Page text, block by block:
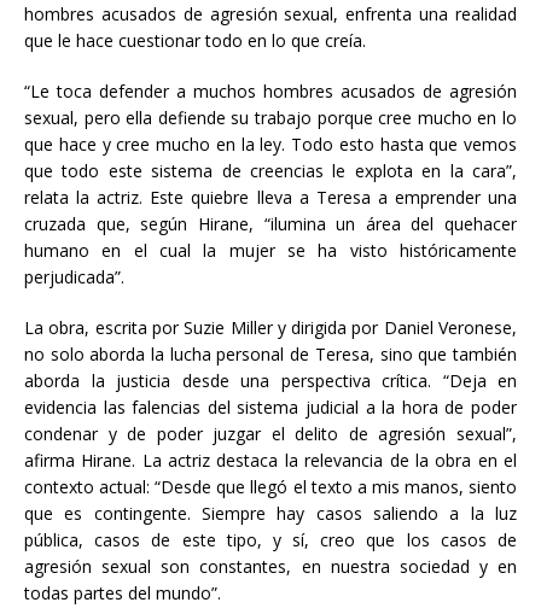
hombres acusados de agresión sexual, enfrenta una realidad
que le hace cuestionar todo en lo que creía.
“Le toca defender a muchos hombres acusados de agresión
sexual, pero ella defiende su trabajo porque cree mucho en lo
que hace y cree mucho en la ley. Todo esto hasta que vemos
que todo este sistema de creencias le explota en la cara”,
relata la actriz. Este quiebre lleva a Teresa a emprender una
cruzada que, según Hirane, “ilumina un área del quehacer
humano en el cual la mujer se ha visto históricamente
perjudicada”.
La obra, escrita por Suzie Miller y dirigida por Daniel Veronese,
no solo aborda la lucha personal de Teresa, sino que también
aborda la justicia desde una perspectiva crítica. “Deja en
evidencia las falencias del sistema judicial a la hora de poder
condenar y de poder juzgar el delito de agresión sexual”,
afirma Hirane. La actriz destaca la relevancia de la obra en el
contexto actual: “Desde que llegó el texto a mis manos, siento
que es contingente. Siempre hay casos saliendo a la luz
pública, casos de este tipo, y sí, creo que los casos de
agresión sexual son constantes, en nuestra sociedad y en
todas partes del mundo”.